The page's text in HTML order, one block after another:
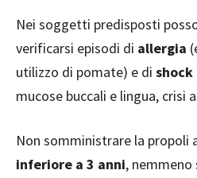
Nei soggetti predisposti
verificarsi episodi di allergia
utilizzo di pomate) e di
mucose buccali e lingua, crisi
Non somministrare la propoli
inferiore a 3 anni,